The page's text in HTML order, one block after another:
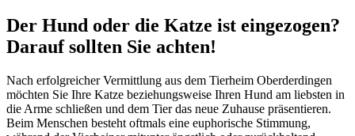
Der Hund oder die Katze ist eingezogen?
Darauf sollten Sie achten!
Nach erfolgreicher Vermittlung aus dem Tierheim Oberderdingen
möchten Sie Ihre Katze beziehungsweise Ihren Hund am liebsten in
die Arme schließen und dem Tier das neue Zuhause präsentieren.
Beim Menschen besteht oftmals eine euphorische Stimmung,